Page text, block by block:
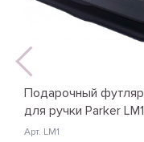
Подарочный футляр
для ручки Parker LM1
Арт. LM1